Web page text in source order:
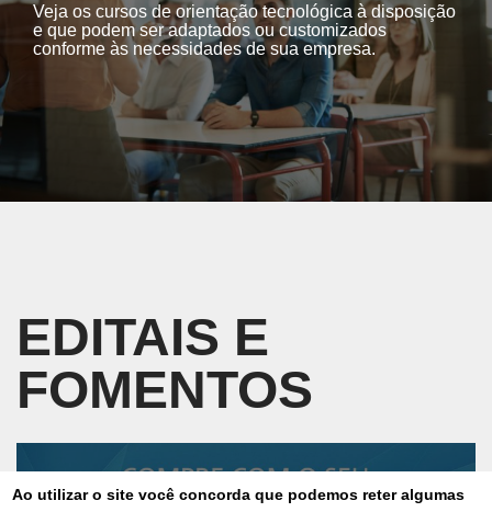
Ao utilizar o site você concorda que podemos reter algumas
Veja os cursos de orientação tecnológica à disposição
e que podem ser adaptados ou customizados
conforme às necessidades de sua empresa.
EDITAIS E
FOMENTOS
CARTÃO BNDES